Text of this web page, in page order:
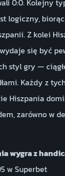
0:0. Kolejny
logiczny,
Z kolei
się być
styl gry —
Każdy z
Hiszpania
zarówno w
wygra z
w Superbet